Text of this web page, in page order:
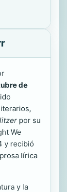
de
por su
We
y recibió
lírica
y la